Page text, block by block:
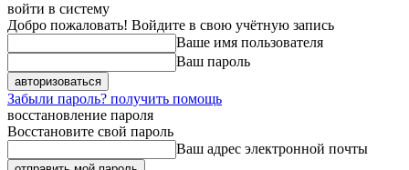
войти в систему
Добро пожаловать! Войдите в свою учётную запись
Ваше имя пользователя
Ваш пароль
Забыли пароль? получить помощь
восстановление пароля
Восстановите свой пароль
Ваш адрес электронной почты